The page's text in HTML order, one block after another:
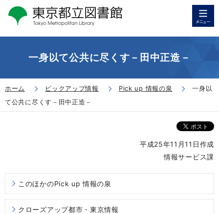
一身以て公共に尽くす－田中正造－
ホーム ピックアップ情報 Pick up 情報の泉
一身以
て公共に尽くす－田中正造－
平成25年11月11日作成
情報サービス課
このほかのPick up 情報の泉
クローズアップ都市・東京情報